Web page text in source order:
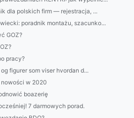
dla polskich firm — rejestracja, ...
poradnik montażu, szacunko...
GOZ?
pracy?
figurer som viser hvordan d...
w 2020
boazerię
7 darmowych porad.